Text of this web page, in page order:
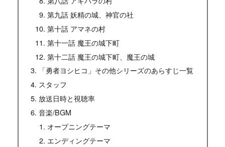
第九話 妖精の城、神官の社
第十話 アマネの村
第十一話 魔王の城下町
第十二話 魔王の城下町、魔王の城
「勇者ヨシヒコ」その他シリーズのあらすじ一覧
スタッフ
放送日時と視聴率
音楽/BGM
オープニングテーマ
エンディングテーマ